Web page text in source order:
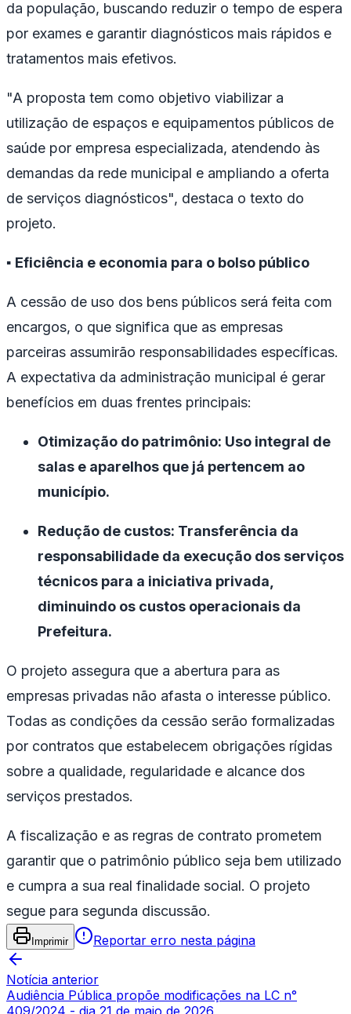
da população, buscando reduzir o tempo de espera
por exames e garantir diagnósticos mais rápidos e
tratamentos mais efetivos.
"A proposta tem como objetivo viabilizar a
utilização de espaços e equipamentos públicos de
saúde por empresa especializada, atendendo às
demandas da rede municipal e ampliando a oferta
de serviços diagnósticos", destaca o texto do
projeto.
▪️ Eficiência e economia para o bolso público
A cessão de uso dos bens públicos será feita com
encargos, o que significa que as empresas
parceiras assumirão responsabilidades específicas.
A expectativa da administração municipal é gerar
benefícios em duas frentes principais:
Otimização do patrimônio: Uso integral de
salas e aparelhos que já pertencem ao
município.
Redução de custos: Transferência da
responsabilidade da execução dos serviços
técnicos para a iniciativa privada,
diminuindo os custos operacionais da
Prefeitura.
O projeto assegura que a abertura para as
empresas privadas não afasta o interesse público.
Todas as condições da cessão serão formalizadas
por contratos que estabelecem obrigações rígidas
sobre a qualidade, regularidade e alcance dos
serviços prestados.
A fiscalização e as regras de contrato prometem
garantir que o patrimônio público seja bem utilizado
e cumpra a sua real finalidade social. O projeto
segue para segunda discussão.
Imprimir Reportar erro nesta página
Notícia anterior
Audiência Pública propõe modificações na LC n°
409/2024 - dia 21 de maio de 2026